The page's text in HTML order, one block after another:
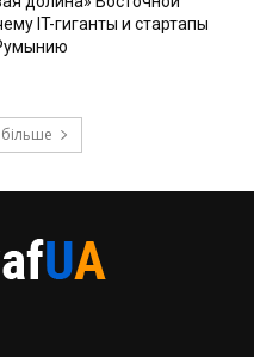
IT-гиганты и стартапы